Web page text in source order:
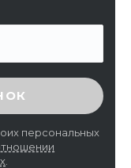
персональных